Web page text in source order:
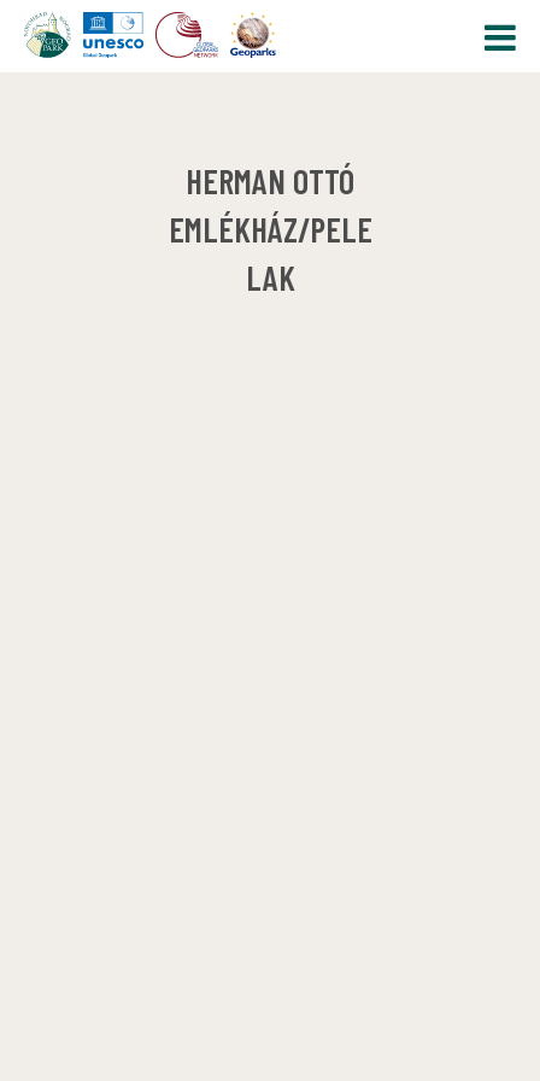
HERMAN OTTÓ
EMLÉKHÁZ/PELE
LAK